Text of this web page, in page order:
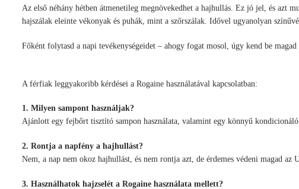
Az első néhány hétben átmenetileg megnövekedhet a hajhullás. Ez jó jel, és azt
hajszálak eleinte vékonyak és puhák, mint a szőrszálak. Idővel ugyanolyan
Főként folytasd a napi tevékenységeidet – ahogy fogat mosol, úgy kend be
A férfiak leggyakoribb kérdései a Rogaine használatával kapcsolatban:
1. Milyen sampont használjak?
Ajánlott egy fejbőrt tisztító sampon használata, valamint egy könnyű
2. Rontja a napfény a hajhullást?
Nem, a nap nem okoz hajhullást, és nem rontja azt, de érdemes védeni magad az
3. Használhatok hajzselét a Rogaine használata mellett?